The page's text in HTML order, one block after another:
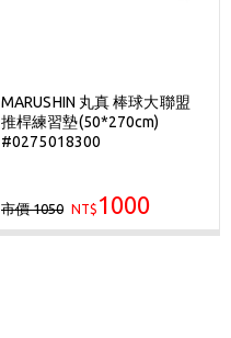
MARUSHIN 丸真 棒球大聯盟
推桿練習墊(50*270cm)
#0275018300
市價 1050 NT$ 1000